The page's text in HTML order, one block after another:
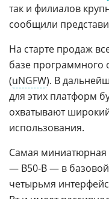
так и филиалов
сообщили
На старте продаж
базе программного
(uNGFW). В
для этих платформ
охватывают
использования.
Самая миниатюрная
— B50‑B — в
четырьмя